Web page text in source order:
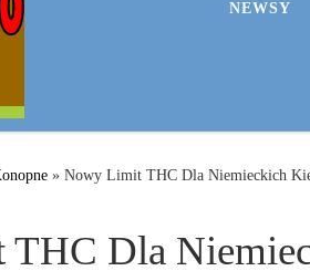
NEWSY
» Nowy Limit THC Dla Niemieckich
Dla